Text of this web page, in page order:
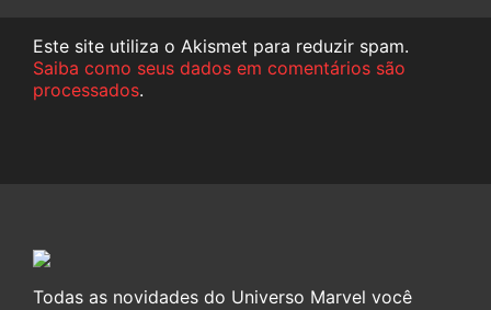
Este site utiliza o Akismet para reduzir spam.
Saiba como seus dados em comentários são
processados.
Todas as novidades do Universo Marvel você